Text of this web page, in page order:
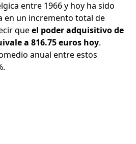
entre 1966 y hoy ha sido
en un incremento total de
queel poder adquisitivo de
a 816.75 euros hoy.
anual entre estos